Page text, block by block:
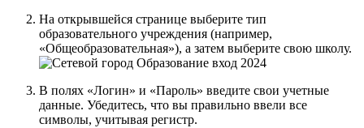
На открывшейся странице выберите тип
образовательного учреждения (например,
«Общеобразовательная»), а затем выберите свою школу.
В полях «Логин» и «Пароль» введите свои учетные
данные. Убедитесь, что вы правильно ввели все
символы, учитывая регистр.